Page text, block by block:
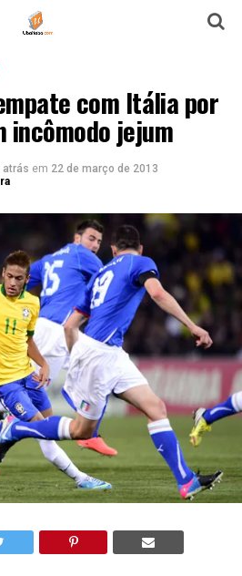
com Itália por
incômodo jejum
atrás em 22 de março de 2013